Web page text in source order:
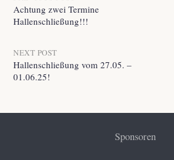
navigation
Achtung zwei Termine
Hallenschließung!!!
NEXT POST
Hallenschließung vom 27.05. –
01.06.25!
Sponsoren